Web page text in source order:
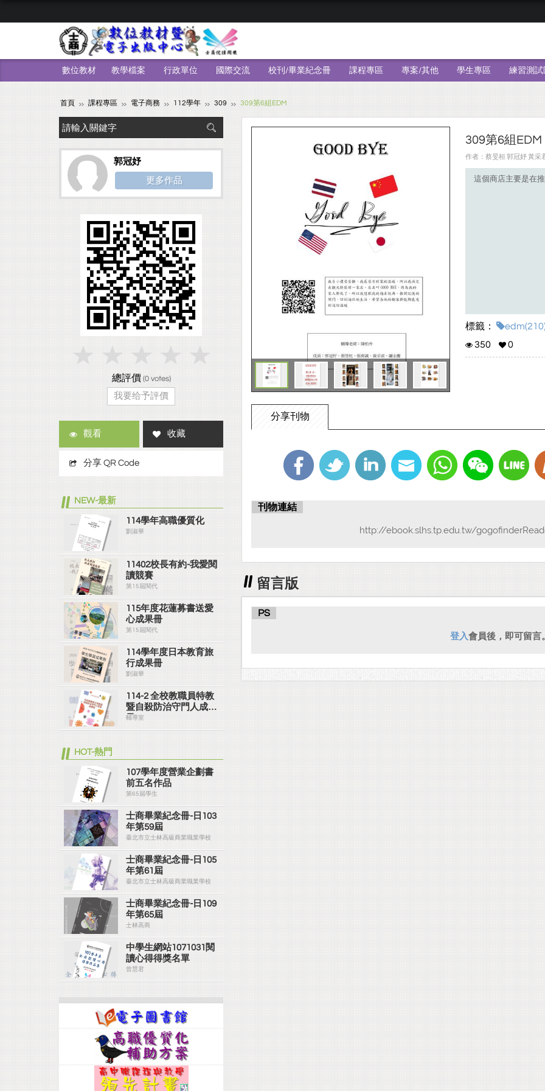
數位教材 教學檔案 行政單位 國際交流 校刊/畢業紀念冊 課程專區 專案/其他 學生專區 練習測試
首頁 課程專區 電子商務 112學年 309 309第6組EDM
309第6組EDM
作者：蔡旻桓 郭冠妤 黃
這個商店主要是在
標籤：
350
0
分享刊物
刊物連結
http://ebook.slhs.tp.edu.tw/
留言版
PS
登入會員後，即可留言
郭冠妤
更多作品
總評價 (0votes)
我要给予評價
觀看 收藏
分享 QR Code
NEW-最新
114學年高職優質化
劉淑華
11402校長有約-我愛閱
讀競賽
第15屆閱代
115年度花蓮募書送愛
心成果冊
第15屆閱代
114學年度日本教育旅
行成果冊
劉淑華
114-2 全校教職員特教
暨自殺防治守門人成果
冊
輔導室
HOT-熱門
107學年度營業企劃書
前五名作品
第65屆學生
士商畢業紀念冊-日103
年第59屆
臺北市立士林高級商業職業學校
士商畢業紀念冊-日105
年第61屆
臺北市立士林高級商業職業學校
士商畢業紀念冊-日109
年第65屆
士林高商
中學生網站1071031閱
讀心得得獎名單
曾慧君